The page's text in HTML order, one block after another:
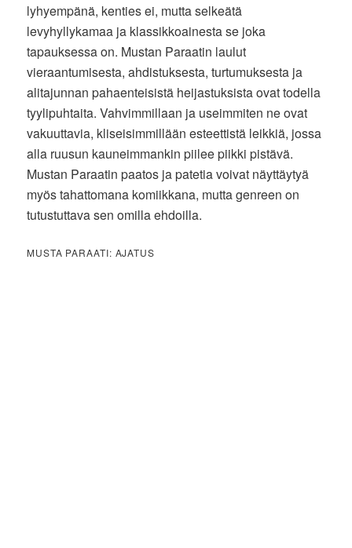
lyhyempänä, kenties ei, mutta selkeätä
levyhyllykamaa ja klassikkoainesta se joka
tapauksessa on. Mustan Paraatin laulut
vieraantumisesta, ahdistuksesta, turtumuksesta ja
alitajunnan pahaenteisistä heijastuksista ovat todella
tyylipuhtaita. Vahvimmillaan ja useimmiten ne ovat
vakuuttavia, kliseisimmillään esteettistä leikkiä, jossa
alla ruusun kauneimmankin piilee piikki pistävä.
Mustan Paraatin paatos ja patetia voivat näyttäytyä
myös tahattomana komiikkana, mutta genreen on
tutustuttava sen omilla ehdoilla.
MUSTA PARAATI: AJATUS